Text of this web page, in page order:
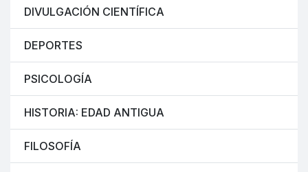
DIVULGACIÓN CIENTÍFICA
DEPORTES
PSICOLOGÍA
HISTORIA: EDAD ANTIGUA
FILOSOFÍA